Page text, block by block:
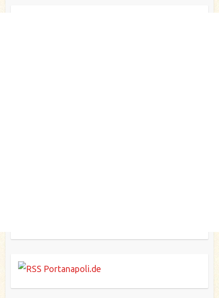
Portanapoli.de